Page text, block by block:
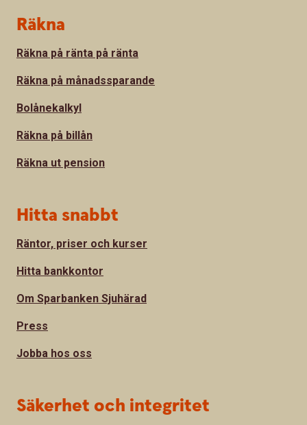
Sidfot
Räkna
Räkna på ränta på ränta
Räkna på månadssparande
Bolånekalkyl
Räkna på billån
Räkna ut pension
Hitta snabbt
Räntor, priser och kurser
Hitta bankkontor
Om Sparbanken Sjuhärad
Press
Jobba hos oss
Säkerhet och integritet